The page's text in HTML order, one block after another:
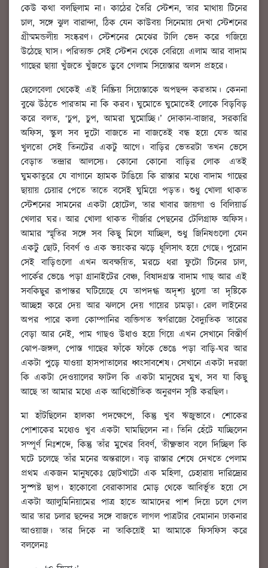
কেউ কথা বলছিলাম না। কাঠের তৈরি স্টেশন, তার মাথায় টিনের
চাল, সঙ্গে ঝুল বারান্দা, ঠিক যেন কাউবয় সিনেমায় দেখা স্টেশনের
গ্রীষ্মমন্ডলীয় সংষ্করণ। স্টেশনের মেঝের টালি ভেদ করে গজিয়ে
উঠেছে ঘাস। পরিত্যক্ত সেই স্টেশন থেকে বেরিয়ে এলাম আর বাদাম
গাছের ছায়া খুঁজতে খুঁজতে ডুবে গেলাম সিয়েস্তার অলস প্রহরে।
ছেলেবেলা থেকেই এই নিষ্ক্রিয় সিয়েস্তাকে অপছন্দ করতাম। কেননা
বুঝে উঠতে পারতাম না কি করব। ঘুমোতে ঘুমোতেই লোকে বিড়বিড়
করে বলত, ‘চুপ, চুপ, আমরা ঘুমোচ্ছি।’ দোকান-বাজার, সরকারি
অফিস, স্কুল সব দুটো বাজতে না বাজতেই বন্ধ হয়ে যেত আর
খুলতো সেই তিনটের একটু আগে। বাড়ির ভেতরটা তখন ভেসে
বেড়াত তন্দ্রার আলস্যে। কোনো কোনো বাড়ির লোক এতই
ঘুমকাতুরে যে বাগানে হ্যামক টাঙিয়ে কি রাস্তার মধ্যে বাদাম গাছের
ছায়ায় চেয়ার পেতে তাতে বসেই ঘুমিয়ে পড়ত। শুধু খোলা থাকত
স্টেশনের সামনের একটা হোটেল, তার খাবার জায়গা ও বিলিয়ার্ড
খেলার ঘর। আর খোলা থাকত গীর্জার পেছনের টেলিগ্রাফ অফিস।
আমার স্মৃতির সঙ্গে সব কিছু মিলে যাচ্ছিল, শুধু জিনিষগুলো যেন
একটু ছোট, বিবর্ণ ও এক ভয়ংকর ঝড়ে ধূলিসাৎ হয়ে গেছে। পুরোন
সেই বাড়িগুলো এখন অবক্ষয়িত, মরচে ধরা ফুটো টিনের চাল,
পার্কের ভেঙে পড়া গ্রানাইটের বেঞ্চ, বিষাদগ্রস্ত বাদাম গাছ আর এই
সবকিছুর রূপান্তর ঘটিয়েছে যে তাপদগ্ধ অদৃশ্য ধুলো তা দৃষ্টিকে
আচ্ছন্ন করে দেয় আর ঝলসে দেয় গায়ের চামড়া। রেল লাইনের
অপর পারে কলা কোম্পানির ব্যক্তিগত স্বর্গরাজ্যে বৈদ্যুতিক তারের
বেড়া আর নেই, পাম গাছও উধাও হয়ে গিয়ে এখন সেখানে বিস্তীর্ণ
ঝোপ-জঙ্গল, পোস্ত গাছের ফাঁকে ফাঁকে ভেঙে পড়া বাড়ি-ঘর আর
একটা পুড়ে যাওয়া হাসপাতালের ধ্বংসাবশেষ। সেখানে একটা দরজা
কি একটা দেওয়ালের ফাটল কি একটা মানুষের মুখ, সব যা কিছু
আছে তা আমার মধ্যে এক আধিভৌতিক অনুরণন সৃষ্টি করছিল।
মা হাঁটছিলেন হালকা পদক্ষেপে, কিন্তু খুব ঋজুভাবে। শোকের
পোশাকের মধ্যেও খুব একটা ঘামছিলেন না। তিনি হেঁটে যাচ্ছিলেন
সম্পূর্ণ নিঃশব্দে, কিন্তু তাঁর মুখের বিবর্ণ, তীক্ষ্ণভাব বলে দিচ্ছিল কি
ঘটে চলেছে তাঁর মনের অন্তরালে। বড় রাস্তার শেষে দেখতে পেলাম
প্রথম একজন মানুষকেঃ ছোটখাটো এক মহিলা, চেহারায় দারিদ্র্যের
সুস্পষ্ট ছাপ। হাকোবো বেরাকাসার মোড় থেকে আবির্ভূত হয়ে সে
একটা অ্যালুমিনিয়ামের পাত্র হাতে আমাদের পাশ দিয়ে চলে গেল
আর তার চলার ছন্দের সঙ্গে বাজতে লাগল পাত্রটার বেমানান ঢাকনার
আওয়াজ। তার দিকে না তাকিয়েই মা আমাকে ফিসফিস করে
বললেনঃ